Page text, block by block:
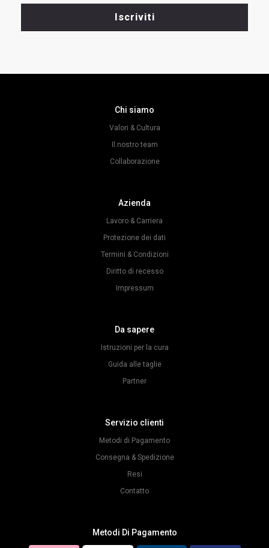
<br>
Iscriviti
Chi siamo
Valori & Cultura
Il nostro team
Collaborazione
Azienda
Lavoro & Carriera
Protezione dei dati
Termini & Condizioni
Diritto di recesso
Impressum
Da sapere
Istruzioni per la cura
Guida alle taglie
Partner
Servizio clienti
Metodi di Pagamento
Consegna & Spedizione
Resi
Contatto
Metodi Di Pagamento